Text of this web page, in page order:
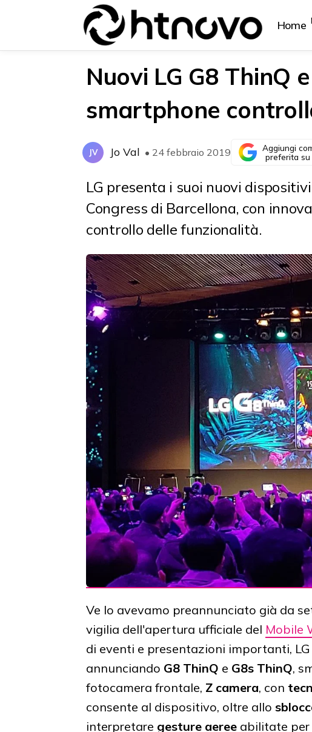
Home
{{POSTS[0].LABEL}}
{{POSTS[0].LABEL}}
Nuovi LG G8 ThinQ
smartphone
JV Jo Val • 24 febbraio 2019
Aggiungi
preferita su
LG presenta i suoi nuovi
Congress di Barcellona, con
controllo delle funzionalità.
Ve lo avevamo preannunciato già da
vigilia dell'apertura ufficiale del Mobile
di eventi e presentazioni importanti,
annunciando G8 ThinQ e G8s ThinQ,
fotocamera frontale, Z camera, con
consente al dispositivo, oltre allo
interpretare gesture aeree abilitate per